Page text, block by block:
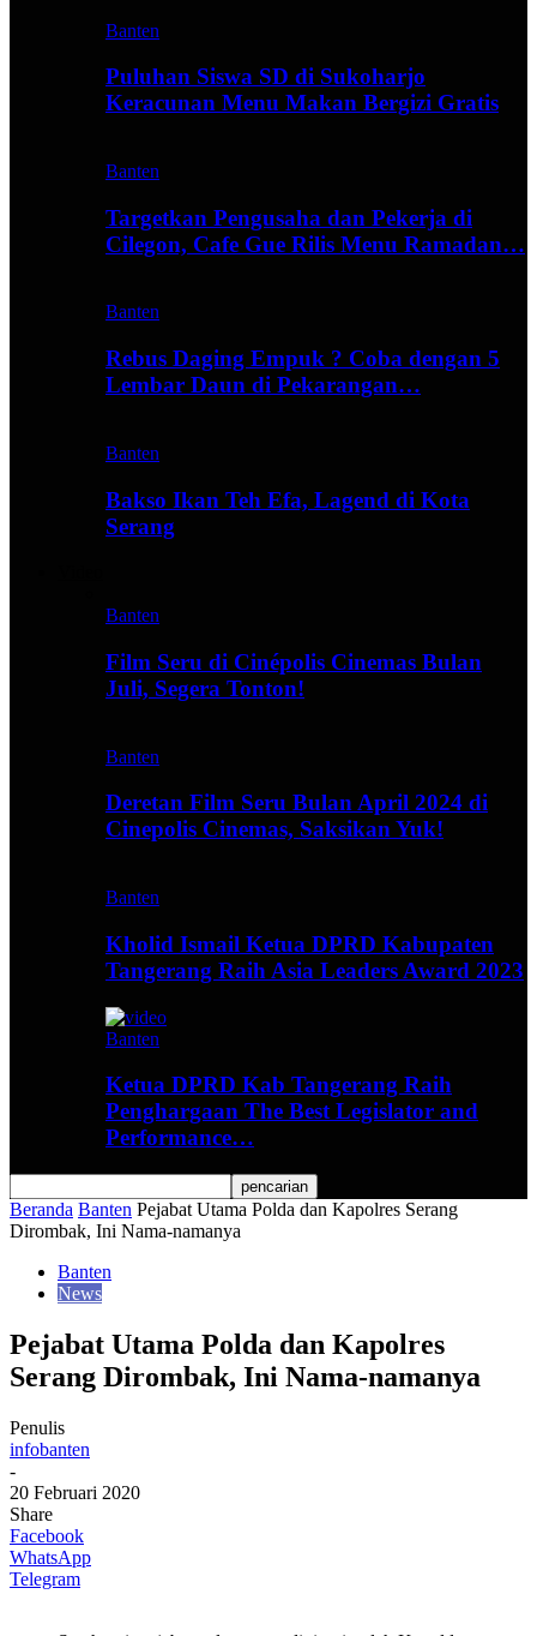
Banten
Puluhan Siswa SD di Sukoharjo
Keracunan Menu Makan Bergizi Gratis
Banten
Targetkan Pengusaha dan Pekerja di
Cilegon, Cafe Gue Rilis Menu Ramadan…
Banten
Rebus Daging Empuk ? Coba dengan 5
Lembar Daun di Pekarangan…
Banten
Bakso Ikan Teh Efa, Lagend di Kota
Serang
Banten
Film Seru di Cinépolis Cinemas Bulan
Juli, Segera Tonton!
Banten
Deretan Film Seru Bulan April 2024 di
Cinepolis Cinemas, Saksikan Yuk!
Banten
Kholid Ismail Ketua DPRD Kabupaten
Tangerang Raih Asia Leaders Award 2023
Banten
Ketua DPRD Kab Tangerang Raih
Penghargaan The Best Legislator and
Performance…
Beranda Banten Pejabat Utama Polda dan Kapolres Serang
Dirombak, Ini Nama-namanya
Banten
News
Pejabat Utama Polda dan Kapolres
Serang Dirombak, Ini Nama-namanya
Penulis
infobanten
-
20 Februari 2020
Share
Facebook
WhatsApp
Telegram